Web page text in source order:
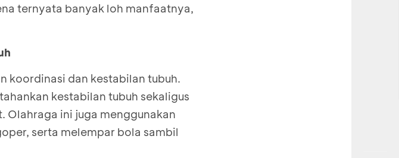
ternyata banyak loh manfaatnya,
koordinasi dan kestabilan tubuh.
kestabilan tubuh sekaligus
Olahraga ini juga menggunakan
serta melempar bola sambil